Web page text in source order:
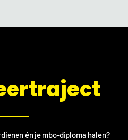
én je mbo-diploma halen?